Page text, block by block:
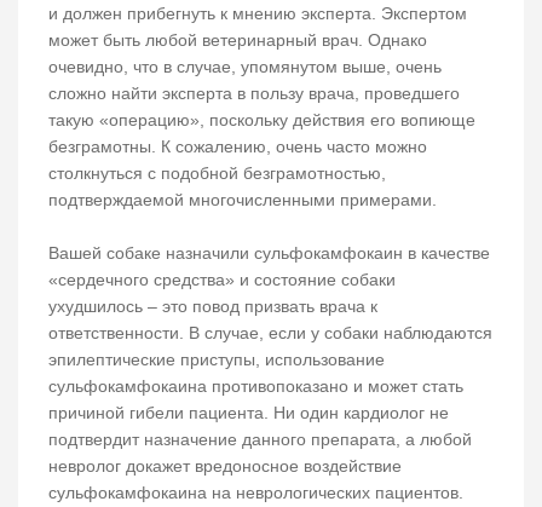
и должен прибегнуть к мнению эксперта. Экспертом
может быть любой ветеринарный врач. Однако
очевидно, что в случае, упомянутом выше, очень
сложно найти эксперта в пользу врача, проведшего
такую «операцию», поскольку действия его вопиюще
безграмотны. К сожалению, очень часто можно
столкнуться с подобной безграмотностью,
подтверждаемой многочисленными примерами.
Вашей собаке назначили сульфокамфокаин в качестве
«сердечного средства» и состояние собаки
ухудшилось – это повод призвать врача к
ответственности. В случае, если у собаки наблюдаются
эпилептические приступы, использование
сульфокамфокаина противопоказано и может стать
причиной гибели пациента. Ни один кардиолог не
подтвердит назначение данного препарата, а любой
невролог докажет вредоносное воздействие
сульфокамфокаина на неврологических пациентов.